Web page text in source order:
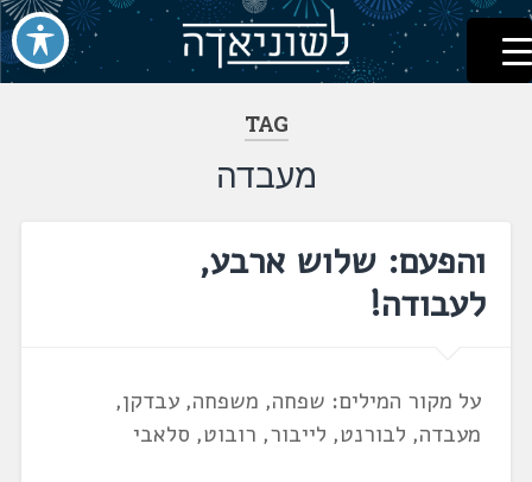
דלג
לתוכן
לשוניאדה
עברית. לשון. שפה
TAG
מעבדה
והפעם: שלוש ארבע,
לעבודה!
על מקור המילים: שפחה, משפחה, עבדקן,
מעבדה, לבורנט, לייבור, רובוט, סלאבי